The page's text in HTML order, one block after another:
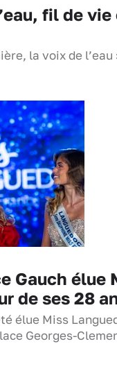
fil de
la voix de l’eau
Gauch élue
de ses 28
élue Miss
Georges-